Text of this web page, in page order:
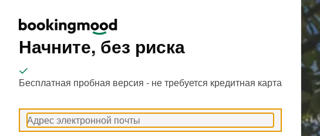
Начните, без риска
Бесплатная пробная версия - не требуется кредитная карта